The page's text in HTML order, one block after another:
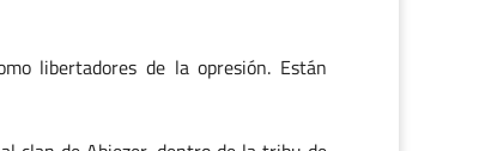
libertadores de la opresión. Están